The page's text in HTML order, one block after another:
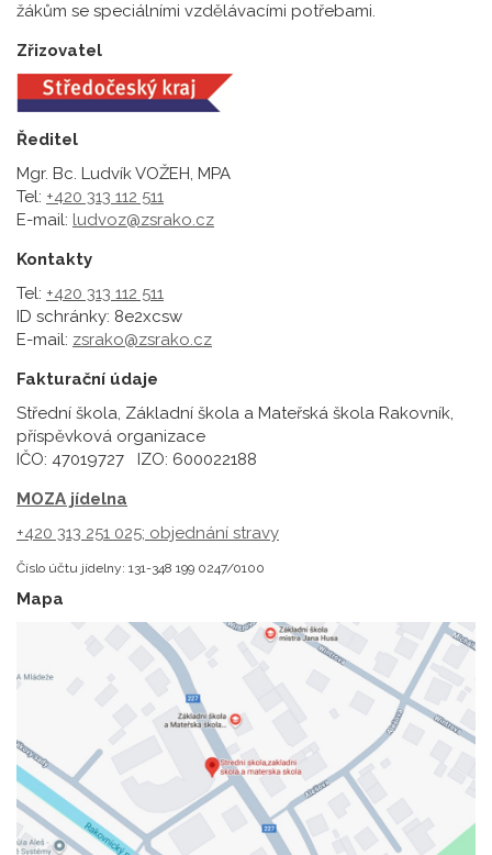
žákům se speciálními vzdělávacími potřebami.
Zřizovatel
Ředitel
Mgr. Bc. Ludvík VOŽEH, MPA
Tel: +420 313 112 511
E-mail: ludvoz@zsrako.cz
Kontakty
Tel: +420 313 112 511
ID schránky: 8e2xcsw
E-mail: zsrako@zsrako.cz
Fakturační údaje
Střední škola, Základní škola a Mateřská škola Rakovník,
příspěvková organizace
IČO: 47019727 IZO: 600022188
MOZA jídelna
+420 313 251 025; objednání stravy
Číslo účtu jídelny: 131-348 199 0247/0100
Mapa